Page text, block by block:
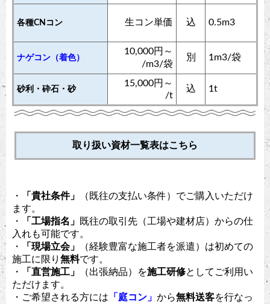
各種CNコン 生コン単価 込 0.5m3
ナゲコン（着色）
10,000円～
/m3/袋
別 1m3/袋
砂利・砕石・砂
15,000円～
/t
込 1t
取り扱い資材一覧表はこちら
・ 「貴社条件」
（既往の支払い条件）でご購入いただけ
ます。
・
「工場指名」
既往の取引先（工場や建材店）からの仕
入れも可能です。
・
「現場立会」
（経験豊富な施工者を派遣）は初めての
施工に限り 無料です。
・
「直営施工」 （出張納品）を施工研修としてご利用い
ただけます。
・ご希望される方には 「庭コン」 から無料送客を行なっ